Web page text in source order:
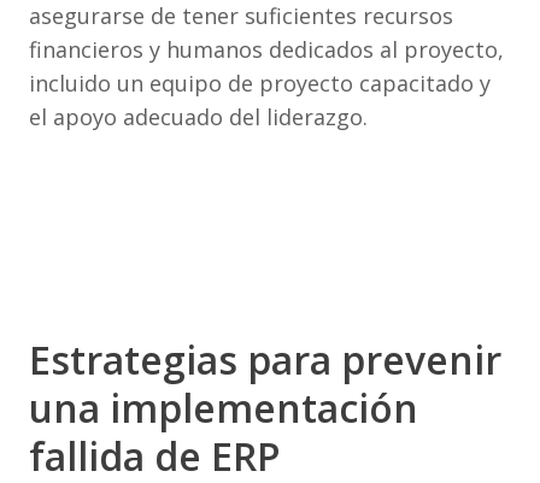
asegurarse de tener suficientes recursos
financieros y humanos dedicados al proyecto,
incluido un equipo de proyecto capacitado y
el apoyo adecuado del liderazgo.
Estrategias para prevenir
una implementación
fallida de ERP